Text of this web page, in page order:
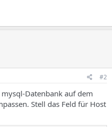
#2
Datenbank auf dem
Stell das Feld für Host